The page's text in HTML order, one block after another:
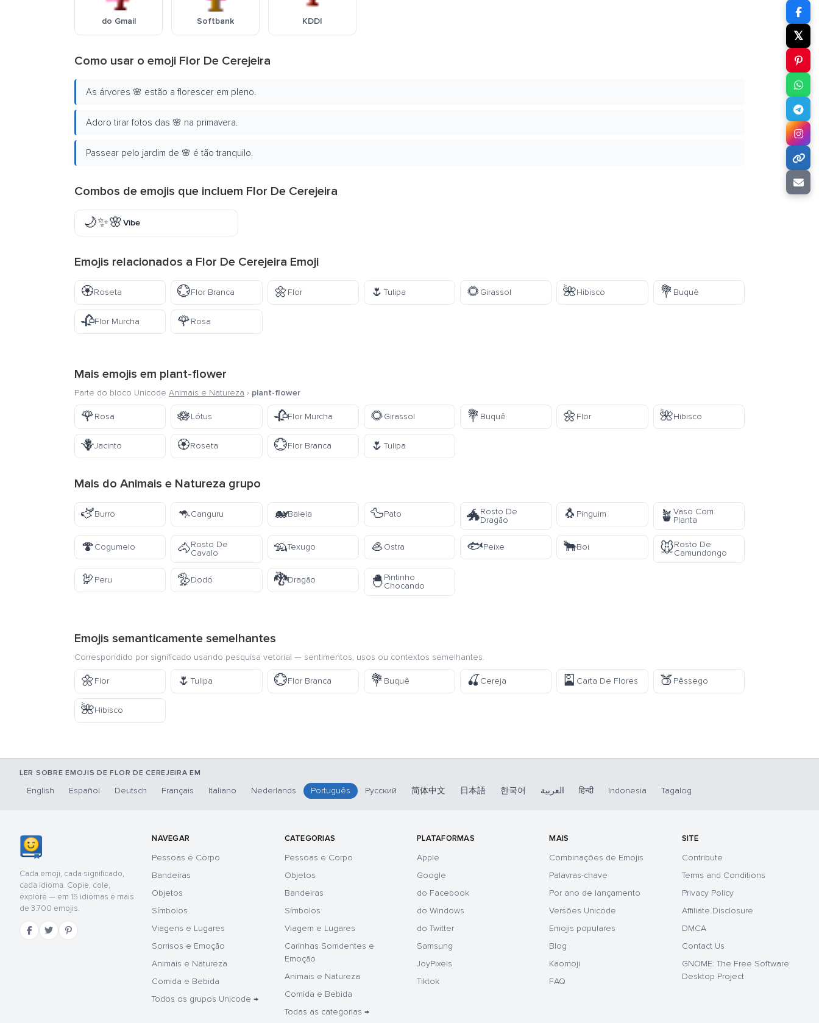
do Gmail Softbank KDDI
Como usar o emoji Flor De Cerejeira
As árvores 🌸 estão a florescer em pleno.
Adoro tirar fotos das 🌸 na primavera.
Passear pelo jardim de 🌸 é tão tranquilo.
Combos de emojis que incluem Flor De Cerejeira
🌙✨🌸Vibe
Emojis relacionados a Flor De Cerejeira Emoji
🏵️Roseta 💮Flor Branca 🌼Flor 🌷 Tulipa 🌻Girassol 🌺Hibisco 💐 Buquê
🥀Flor Murcha 🌹Rosa
Mais emojis em plant-flower
Parte do bloco Unicode Animais e Natureza › plant-flower
🌹Rosa 🪷Lótus 🥀Flor Murcha 🌻Girassol 💐 Buquê 🌼Flor 🌺Hibisco
🪻Jacinto 🏵️Roseta 💮Flor Branca 🌷 Tulipa
Mais do Animais e Natureza grupo
🫏Burro 🦘Canguru 🐋Baleia 🦆Pato 🐲Rosto De
Dragão
🐧 Pinguim 🪴 Vaso Com
Planta
🍄Cogumelo 🐴Rosto De
Cavalo
🦡Texugo 🦪Ostra 🐟Peixe 🐂Boi 🐭Rosto De
Camundongo
🦃Peru 🦤Dodó 🐉Dragão 🐣Pintinho
Chocando
Emojis semanticamente semelhantes
Correspondido por significado usando pesquisa vetorial — sentimentos, usos ou contextos semelhantes.
🌼Flor 🌷Tulipa 💮Flor Branca 💐 Buquê 🍒 Cereja 🎴 Carta De Flores 🍑Pêssego
🌺Hibisco
𝕏
LER SOBRE EMOJIS DE FLOR DE CEREJEIRA EM
English Español Deutsch Français Italiano Nederlands Português Русский 简体中文 日本語 한국어 العربية हिन्दी Indonesia Tagalog
Cada emoji, cada significado,
cada idioma. Copie, cole,
explore — em 15 idiomas e mais
de 3.700 emojis.
NAVEGAR
Pessoas e Corpo
Bandeiras
Objetos
Símbolos
Viagens e Lugares
Sorrisos e Emoção
Animais e Natureza
Comida e Bebida
Todos os grupos Unicode →
CATEGORIAS
Pessoas e Corpo
Objetos
Bandeiras
Símbolos
Viagem e Lugares
Carinhas Sorridentes e
Emoção
Animais e Natureza
Comida e Bebida
Todas as categorias →
PLATAFORMAS
Apple
Google
do Facebook
do Windows
do Twitter
Samsung
JoyPixels
Tiktok
MAIS
Combinações de Emojis
Palavras-chave
Por ano de lançamento
Versões Unicode
Emojis populares
Blog
Kaomoji
FAQ
SITE
Contribute
Terms and Conditions
Privacy Policy
Affiliate Disclosure
DMCA
Contact Us
GNOME: The Free Software
Desktop Project